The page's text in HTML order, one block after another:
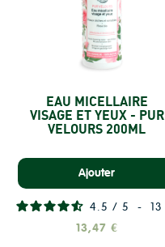
EAU MICELLAIRE
VISAGE ET YEUX - PUR
VELOURS 200ML
Ajouter
4.5 / 5 - 13
13,47 €